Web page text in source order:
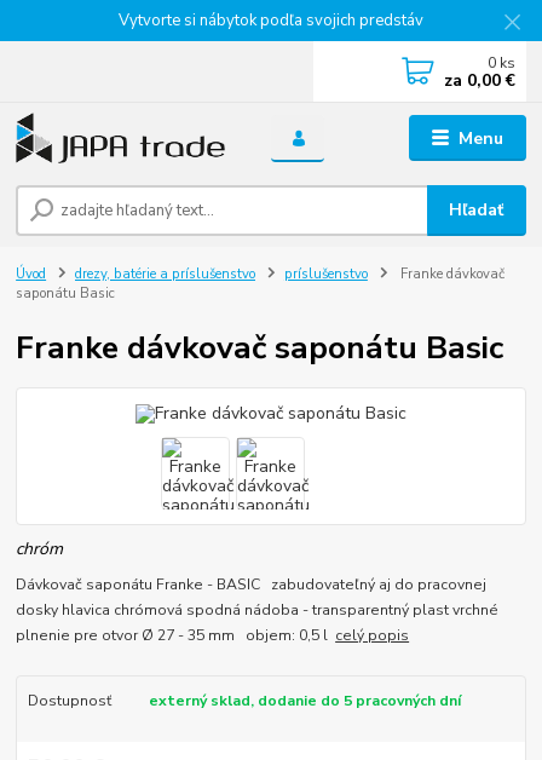
Vytvorte si nábytok podľa svojich predstáv
Menu
Hľadať
0 ks
za 0,00 €
Úvod drezy, batérie a príslušenstvo príslušenstvo
Franke dávkovač
saponátu Basic
Franke dávkovač saponátu Basic
chróm
Dávkovač saponátu Franke - BASIC zabudovateľný aj do pracovnej
dosky hlavica chrómová spodná nádoba - transparentný plast vrchné
plnenie pre otvor Ø 27 - 35 mm objem: 0,5 l celý popis
Dostupnosť externý sklad, dodanie do 5 pracovných dní